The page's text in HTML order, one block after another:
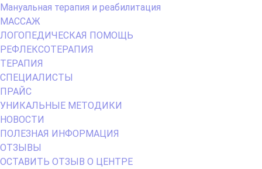
Мануальная терапия и реабилитация
МАССАЖ
ЛОГОПЕДИЧЕСКАЯ ПОМОЩЬ
РЕФЛЕКСОТЕРАПИЯ
ТЕРАПИЯ
СПЕЦИАЛИСТЫ
ПРАЙС
УНИКАЛЬНЫЕ МЕТОДИКИ
НОВОСТИ
ПОЛЕЗНАЯ ИНФОРМАЦИЯ
ОТЗЫВЫ
ОСТАВИТЬ ОТЗЫВ О ЦЕНТРЕ